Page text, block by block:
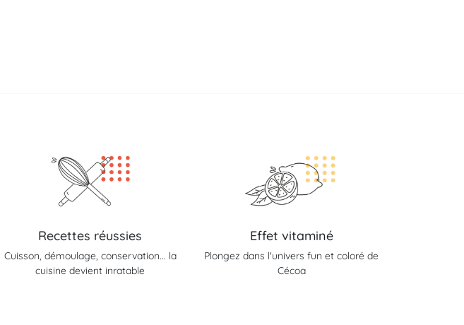
Recettes réussies
Cuisson, démoulage, conservation... la
cuisine devient inratable
Effet vitaminé
Plongez dans l'univers fun et coloré de
Cécoa